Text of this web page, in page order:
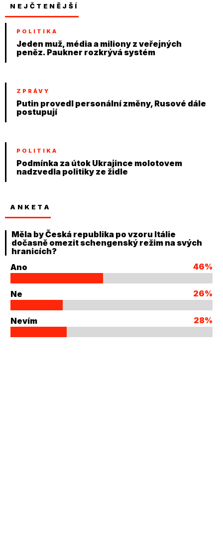
NEJČTENĚJŠÍ
POLITIKA
Jeden muž, média a miliony z veřejných
peněz. Paukner rozkrývá systém
ZPRÁVY
Putin provedl personální změny, Rusové dále
postupují
POLITIKA
Podmínka za útok Ukrajince molotovem
nadzvedla politiky ze židle
ANKETA
Měla by Česká republika po vzoru Itálie
dočasně omezit schengenský režim na svých
hranicích?
Ano
46%
Ne 26%
Nevím 28%